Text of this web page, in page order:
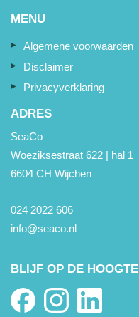
MENU
Algemene voorwaarden
Disclaimer
Privacyverklaring
ADRES
SeaCo
Woeziksestraat 622 | hal 1
6604 CH Wijchen
024 2022 606
info@seaco.nl
BLIJF OP DE HOOGTE